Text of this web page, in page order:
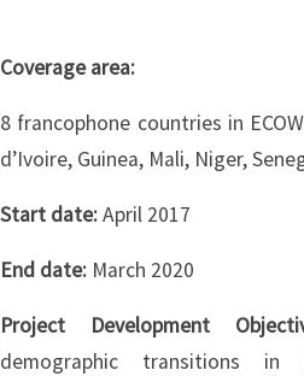
Coverage area:
8 francophone countries in
d’Ivoire, Guinea, Mali, Niger,
Start date:April 2017
End date: March 2020
Project Development
demographic transitions in